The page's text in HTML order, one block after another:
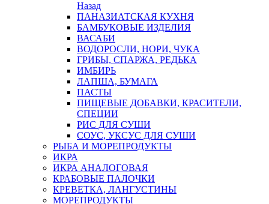
Назад
ПАНАЗИАТСКАЯ КУХНЯ
БАМБУКОВЫЕ ИЗДЕЛИЯ
ВАСАБИ
ВОДОРОСЛИ, НОРИ, ЧУКА
ГРИБЫ, СПАРЖА, РЕДЬКА
ИМБИРЬ
ЛАПША, БУМАГА
ПАСТЫ
ПИЩЕВЫЕ ДОБАВКИ, КРАСИТЕЛИ,
СПЕЦИИ
РИС ДЛЯ СУШИ
СОУС, УКСУС ДЛЯ СУШИ
РЫБА И МОРЕПРОДУКТЫ
ИКРА
ИКРА АНАЛОГОВАЯ
КРАБОВЫЕ ПАЛОЧКИ
КРЕВЕТКА, ЛАНГУСТИНЫ
МОРЕПРОДУКТЫ